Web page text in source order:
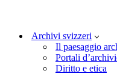
Archivi svizzeri
Il paesaggio
Portali
Diritto e etica